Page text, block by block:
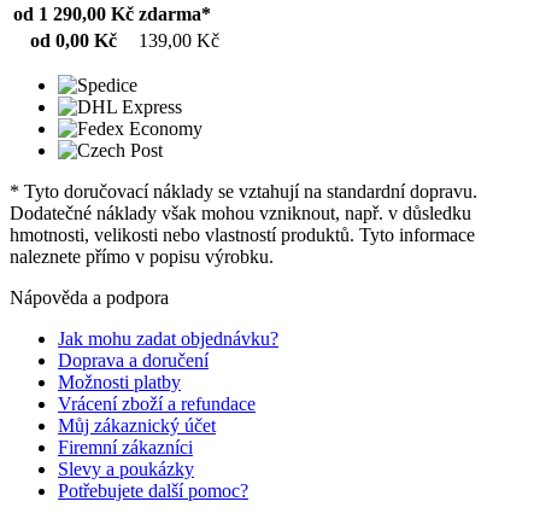
od 1 290,00 Kč zdarma*
od 0,00 Kč
139,00 Kč
* Tyto doručovací náklady se vztahují na standardní dopravu.
Dodatečné náklady však mohou vzniknout, např. v důsledku
hmotnosti, velikosti nebo vlastností produktů. Tyto informace
naleznete přímo v popisu výrobku.
Nápověda a podpora
Jak mohu zadat objednávku?
Doprava a doručení
Možnosti platby
Vrácení zboží a refundace
Můj zákaznický účet
Firemní zákazníci
Slevy a poukázky
Potřebujete další pomoc?